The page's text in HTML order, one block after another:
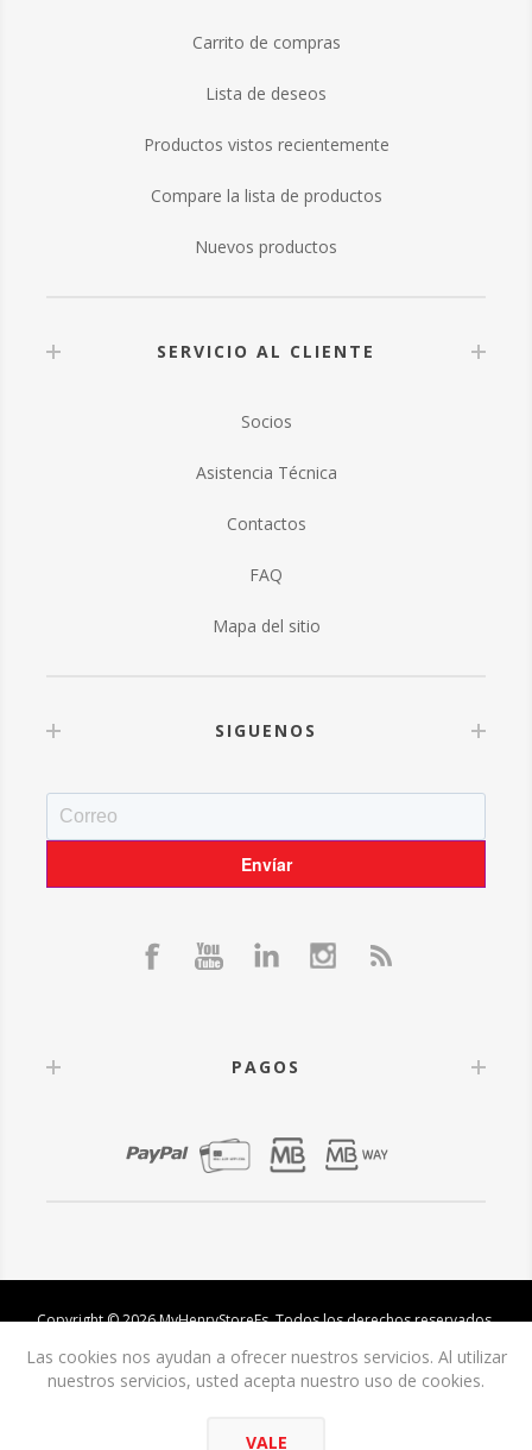
Carrito de compras
Lista de deseos
Productos vistos recientemente
Compare la lista de productos
Nuevos productos
SERVICIO AL CLIENTE
Socios
Asistencia Técnica
Contactos
FAQ
Mapa del sitio
SIGUENOS
PAGOS
Copyright © 2026 MyHenryStoreEs. Todos los derechos reservados.
Las cookies nos ayudan a ofrecer nuestros servicios. Al utilizar
nuestros servicios, usted acepta nuestro uso de cookies.
VALE